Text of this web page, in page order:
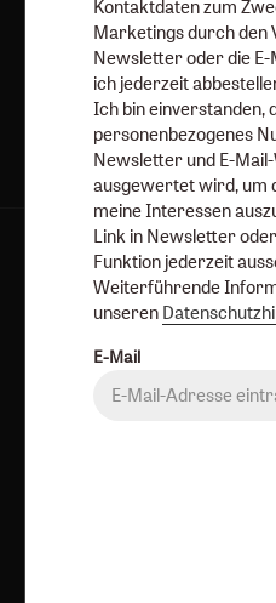
AGB und
Vertrag widerrufen
Kontaktdaten zum
Marketings durch den
Newsletter oder die
ich jederzeit
Ich bin einverstanden,
personenbezogenes
Newsletter und E-
ausgewertet wird, um
meine Interessen
Link in Newsletter
Funktion jederzeit
Weiterführende
unseren
E-Mail